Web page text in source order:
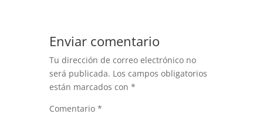
Enviar comentario
Tu dirección de correo electrónico no
será publicada. Los campos obligatorios
están marcados con *
Comentario *